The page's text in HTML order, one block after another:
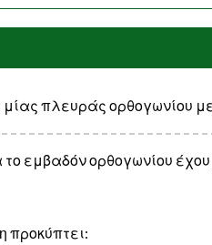
μίας πλευράς ορθογωνίου
εμβαδόν ορθογωνίου
προκύπτει: